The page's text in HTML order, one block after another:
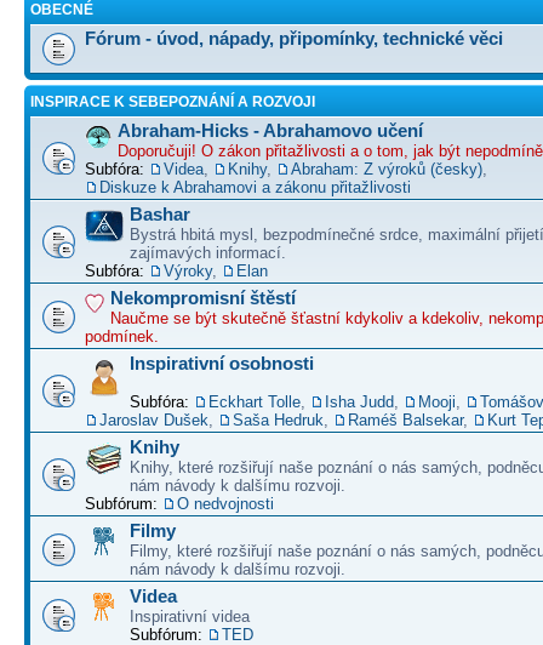
OBECNÉ
Fórum - úvod, nápady, připomínky, technické věci
INSPIRACE K SEBEPOZNÁNÍ A ROZVOJI
Abraham-Hicks - Abrahamovo učení
Doporučuji! O zákon přitažlivosti a o tom, jak být
Subfóra:
Videa Knihy, Abraham: Z výroků (česky)
Diskuze k Abrahamovi a zákonu přitažlivosti
Bashar
Bystrá hbitá mysl, bezpodmínečné srdce, maximální
zajímavých informací.
Subfóra:
Výroky, Elan
Nekompromisní štěstí
Naučme se být skutečně šťastní kdykoliv a kdekoliv,
podmínek.
Inspirativní osobnosti
Subfóra: Eckhart Tolle Isha Judd Mooji
Jaroslav Dušek
Saša Hedruk Raméš Balsekar, Kurt
Knihy
Knihy, které rozšiřují naše poznání o nás samých,
nám návody k dalšímu rozvoji.
Subfórum:
O nedvojnosti
Filmy
Filmy, které rozšiřují naše poznání o nás samých,
nám návody k dalšímu rozvoji.
Videa
Inspirativní videa
Subfórum:
TED